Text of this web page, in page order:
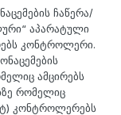
ჩაწერა/
აპარატული
კონტროლერი.
ამცირებს
რომელიც
კონტროლერებს